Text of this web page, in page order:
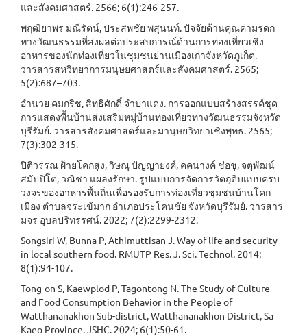
และสังคมศาสตร์. 2566; 6(1):246-257.
พฤฒิยาพร มณีรัตน์, ประสพชัย พสุนนท์. ปัจจัยด้านคุณค่ามรดก
ทางวัฒนธรรมที่ส่งผลต่อประสบการณ์ด้านการท่องเที่ยวเชิง
อาหารของนักท่องเที่ยวในชุมชนย่านเมืองเก่าจังหวัดภูเก็ต.
วารสารสหวิทยาการมนุษยศาสตร์และสังคมศาสตร์. 2565;
5(2):687–703.
อำนวย คมกริช, สิทธิศักดิ์ จำปาแดง. การออกแบบสร้างสรรค์ชุด
การแสดงพื้นบ้านส่งเสริมหมู่บ้านท่องเที่ยวทางวัฒนธรรมจังหวัด
บุรีรัมย์. วารสารสังคมศาสตร์และมานุษยวิทยาเชิงพุทธ. 2565;
7(3):302-315.
ปิติวรรณ ฝ้ายโคกสูง, วิษณุ ปัญญายงค์, คคนางค์ ช่อชู, จตุพัฒน์
สมัปปิโต, วณิชา แผลงรักษา. รูปแบบการจัดการวัตถุดิบแบบครบ
วงจรของอาหารพื้นถิ่นเพื่อรองรับการท่องเที่ยวชุมชนบ้านโคก
เมือง ตำบลจระเข้มาก อำเภอประโคนชัย จังหวัดบุรีรัมย์. วารสาร
มจร อุบลปริทรรศน์. 2022; 7(2):2299-2312.
Songsiri W, Bunna P, Athimuttisan J. Way of life and security
in local southern food. RMUTP Res. J. Sci. Technol. 2014;
8(1):94-107.
Tong-on S, Kaewplod P, Tagontong N. The Study of Culture
and Food Consumption Behavior in the People of
Watthananakhon Sub-district, Watthananakhon District, Sa
Kaeo Province. JSHC. 2024; 6(1):50-61.